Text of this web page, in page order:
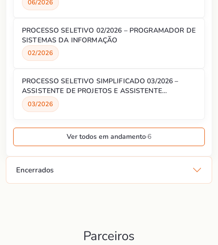
06/2026
PROCESSO SELETIVO 02/2026 – PROGRAMADOR DE
SISTEMAS DA INFORMAÇÃO
02/2026
PROCESSO SELETIVO SIMPLIFICADO 03/2026 –
ASSISTENTE DE PROJETOS E ASSISTENTE
ADMINISTRATIVO
03/2026
Ver todos em andamento·6
Encerrados
Parceiros